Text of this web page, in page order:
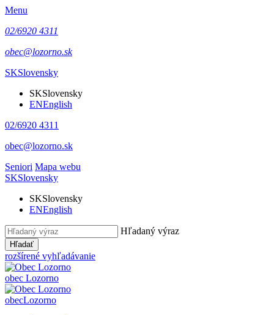
Menu
02/6920 4311
obec@lozorno.sk
SKSlovensky
SKSlovensky
ENEnglish
02/6920 4311
obec@lozorno.sk
Seniori Mapa webu
SKSlovensky
SKSlovensky
ENEnglish
Hľadaný výraz
Hľadať
rozšírené vyhľadávanie
obec Lozorno
obecLozorno